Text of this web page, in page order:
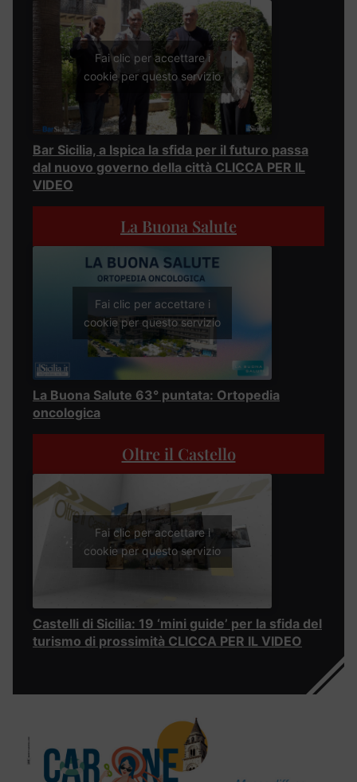
Fai clic per accettare i
cookie per questo servizio
Bar Sicilia, a Ispica la sfida per il futuro passa
dal nuovo governo della città CLICCA PER IL
VIDEO
La Buona Salute
Fai clic per accettare i
cookie per questo servizio
La Buona Salute 63° puntata: Ortopedia
oncologica
Oltre il Castello
Fai clic per accettare i
cookie per questo servizio
Castelli di Sicilia: 19 ‘mini guide’ per la sfida del
turismo di prossimità CLICCA PER IL VIDEO